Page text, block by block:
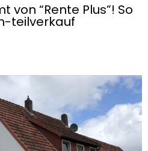
von “Rente Plus”! So
teilverkauf